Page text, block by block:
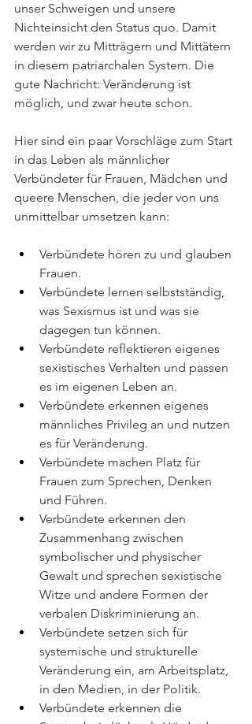
unser Schweigen und unsere
Nichteinsicht den Status quo. Damit
werden wir zu Mitträgern und Mittätern
in diesem patriarchalen System. Die
gute Nachricht: Veränderung ist
möglich, und zwar heute schon.
Hier sind ein paar Vorschläge zum Start
in das Leben als männlicher
Verbündeter für Frauen, Mädchen und
queere Menschen, die jeder von uns
unmittelbar umsetzen kann:
Verbündete hören zu und glauben
Frauen.
Verbündete lernen selbstständig,
was Sexismus ist und was sie
dagegen tun können.
Verbündete reflektieren eigenes
sexistisches Verhalten und passen
es im eigenen Leben an.
Verbündete erkennen eigenes
männliches Privileg an und nutzen
es für Veränderung.
Verbündete machen Platz für
Frauen zum Sprechen, Denken
und Führen.
Verbündete erkennen den
Zusammenhang zwischen
symbolischer und physischer
Gewalt und sprechen sexistische
Witze und andere Formen der
verbalen Diskriminierung an.
Verbündete setzen sich für
systemische und strukturelle
Veränderung ein, am Arbeitsplatz,
in den Medien, in der Politik.
Verbündete erkennen die